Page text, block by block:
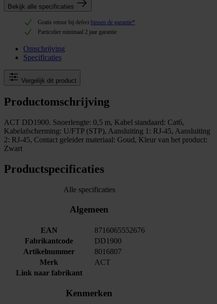
Bekijk alle specificaties
Gratis retour bij defect binnen de garantie*
Particulier minimaal 2 jaar garantie
Omschrijving
Specificaties
Vergelijk dit product
Productomschrijving
ACT DD1900. Snoerlengte: 0,5 m, Kabel standaard: Cat6,
Kabelafscherming: U/FTP (STP), Aansluiting 1: RJ-45, Aansluiting
2: RJ-45, Contact geleider materiaal: Goud, Kleur van het product:
Zwart
Productspecificaties
Alle specificaties
Algemeen
EAN
8716065552676
Fabrikantcode
DD1900
Artikelnummer
8016807
Merk
ACT
Link naar fabrikant
Kenmerken